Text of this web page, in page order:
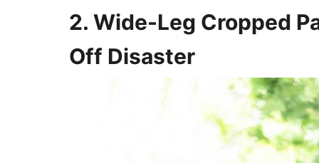
2. Wide-Leg Cropped
Off Disaster